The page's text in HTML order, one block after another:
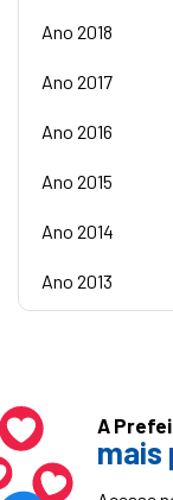
Ano 2018
Ano 2017
Ano 2016
Ano 2015
Ano 2014
Ano 2013
A
mais